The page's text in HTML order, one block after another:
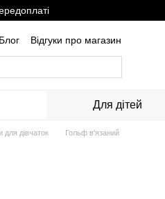
Блог
Відгуки про магазин
Для дітей
для дівчаток Гольф в'язаний